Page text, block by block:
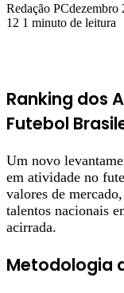
Redação PCdezembro
12 1 minuto de leitura
Ranking dos
Futebol
Um novo
em atividade no
valores de
talentos nacionais
acirrada.
Metodologia